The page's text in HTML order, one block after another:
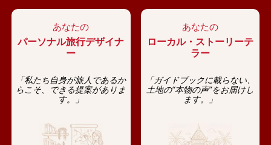
あなたの
パーソナル旅行デザイナ
ー
「私たち自身が旅人であるか
らこそ、できる提案がありま
す。」
あなたの
ローカル・ストーリーテ
ラー
「ガイドブックに載らない、
土地の“本物の声”をお届けし
ます。」